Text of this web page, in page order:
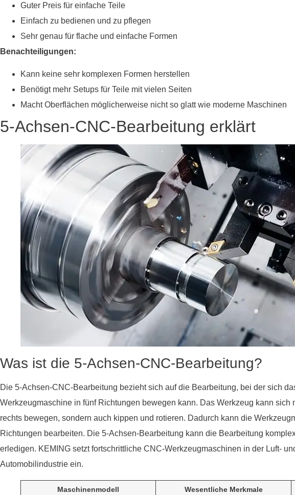
Guter Preis für einfache Teile
Einfach zu bedienen und zu pflegen
Sehr genau für flache und einfache Formen
Benachteiligungen:
Kann keine sehr komplexen Formen herstellen
Benötigt mehr Setups für Teile mit vielen Seiten
Macht Oberflächen möglicherweise nicht so glatt wie moderne Maschinen
5-Achsen-CNC-Bearbeitung erklärt
Was ist die 5-Achsen-CNC-Bearbeitung?
Die 5-Achsen-CNC-Bearbeitung bezieht sich auf die Bearbeitung, bei der sich
Werkzeugmaschine in fünf Richtungen bewegen kann. Das Werkzeug kann sich
rechts bewegen, sondern auch kippen und rotieren. Dadurch kann die
Richtungen bearbeiten. Die 5-Achsen-Bearbeitung kann die Bearbeitung
erledigen. KEMING setzt fortschrittliche CNC-Werkzeugmaschinen in der Luft-
Automobilindustrie ein.
Maschinenmodell Wesentliche Merkmale